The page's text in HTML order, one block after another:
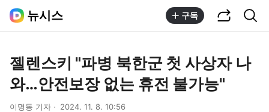
뉴시스 구독
젤렌스키 "파병 북한군 첫 사상자 나
와…안전보장 없는 휴전 불가능"
이명동 기자 2024. 11. 8. 10:56